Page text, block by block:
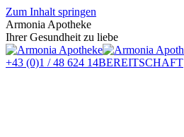
Zum Inhalt springen
Armonia Apotheke
Ihrer Gesundheit zu liebe
+43 (0)1 / 48 624 14BEREITSCHAFT